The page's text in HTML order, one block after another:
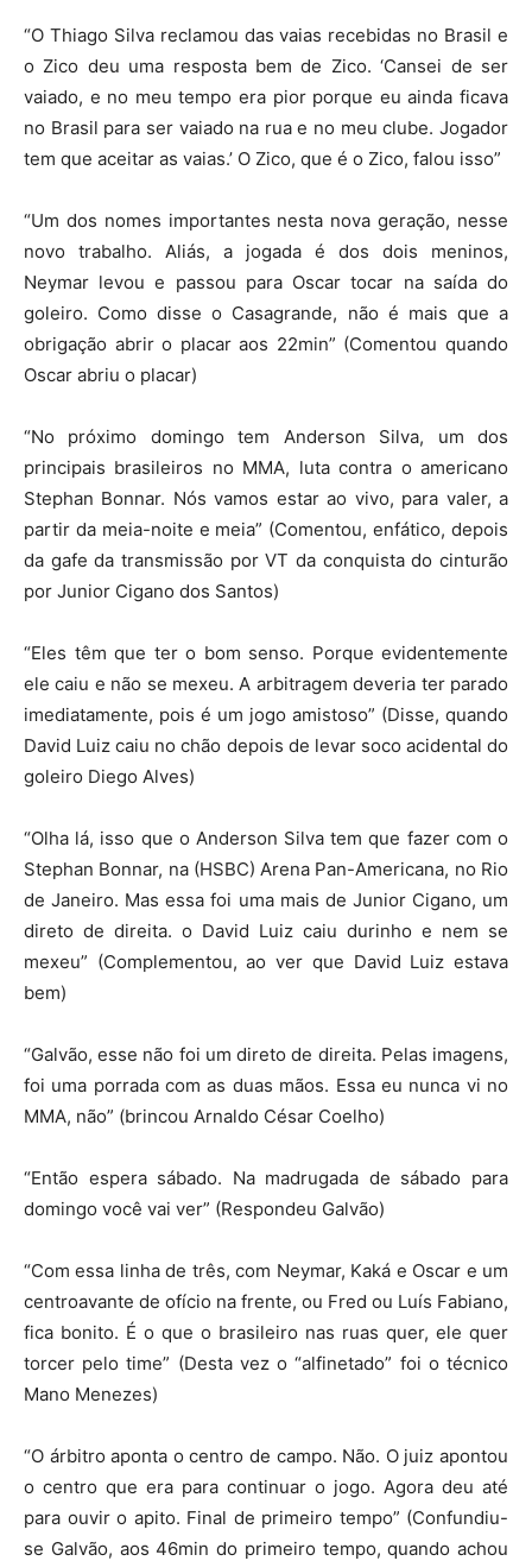
“O Thiago Silva reclamou das vaias recebidas no Brasil e
o Zico deu uma resposta bem de Zico. ‘Cansei de ser
vaiado, e no meu tempo era pior porque eu ainda ficava
no Brasil para ser vaiado na rua e no meu clube. Jogador
tem que aceitar as vaias.’ O Zico, que é o Zico, falou isso”
“Um dos nomes importantes nesta nova geração, nesse
novo trabalho. Aliás, a jogada é dos dois meninos,
Neymar levou e passou para Oscar tocar na saída do
goleiro. Como disse o Casagrande, não é mais que a
obrigação abrir o placar aos 22min” (Comentou quando
Oscar abriu o placar)
“No próximo domingo tem Anderson Silva, um dos
principais brasileiros no MMA, luta contra o americano
Stephan Bonnar. Nós vamos estar ao vivo, para valer, a
partir da meia-noite e meia” (Comentou, enfático, depois
da gafe da transmissão por VT da conquista do cinturão
por Junior Cigano dos Santos)
“Eles têm que ter o bom senso. Porque evidentemente
ele caiu e não se mexeu. A arbitragem deveria ter parado
imediatamente, pois é um jogo amistoso” (Disse, quando
David Luiz caiu no chão depois de levar soco acidental do
goleiro Diego Alves)
“Olha lá, isso que o Anderson Silva tem que fazer com o
Stephan Bonnar, na (HSBC) Arena Pan-Americana, no Rio
de Janeiro. Mas essa foi uma mais de Junior Cigano, um
direto de direita. o David Luiz caiu durinho e nem se
mexeu” (Complementou, ao ver que David Luiz estava
bem)
“Galvão, esse não foi um direto de direita. Pelas imagens,
foi uma porrada com as duas mãos. Essa eu nunca vi no
MMA, não” (brincou Arnaldo César Coelho)
“Então espera sábado. Na madrugada de sábado para
domingo você vai ver” (Respondeu Galvão)
“Com essa linha de três, com Neymar, Kaká e Oscar e um
centroavante de ofício na frente, ou Fred ou Luís Fabiano,
fica bonito. É o que o brasileiro nas ruas quer, ele quer
torcer pelo time” (Desta vez o “alfinetado” foi o técnico
Mano Menezes)
“O árbitro aponta o centro de campo. Não. O juiz apontou
o centro que era para continuar o jogo. Agora deu até
para ouvir o apito. Final de primeiro tempo” (Confundiu-
se Galvão, aos 46min do primeiro tempo, quando achou